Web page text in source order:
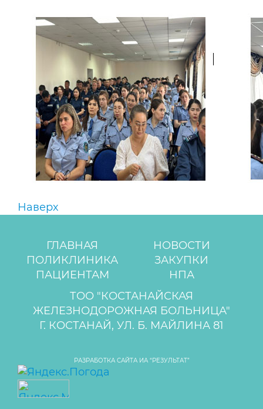
Наверх
ГЛАВНАЯ
НОВОСТИ
ПОЛИКЛИНИКА
ЗАКУПКИ
ПАЦИЕНТАМ
НПА
ТОО "КОСТАНАЙСКАЯ
ЖЕЛЕЗНОДОРОЖНАЯ БОЛЬНИЦА"
Г. КОСТАНАЙ, УЛ. Б. МАЙЛИНА 81
РАЗРАБОТКА САЙТА ИА “РЕЗУЛЬТАТ”